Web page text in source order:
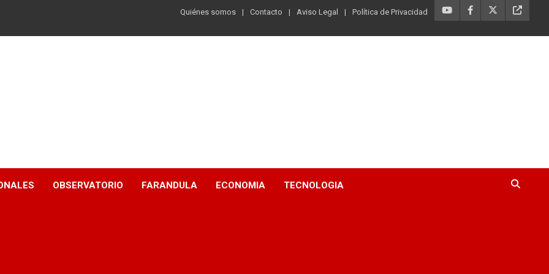
Quiénes somos Contacto Aviso Legal Política de Privacidad
OBSERVATORIO FARANDULA ECONOMIA TECNOLOGIA